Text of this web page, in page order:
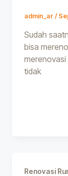
admin_ar /
Sudah
bisa
merenovasi
tidak
Renovasi